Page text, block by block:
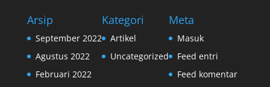
Arsip
September 2022
Agustus 2022
Februari 2022
Kategori
Artikel
Uncategorized
Meta
Masuk
Feed entri
Feed komentar